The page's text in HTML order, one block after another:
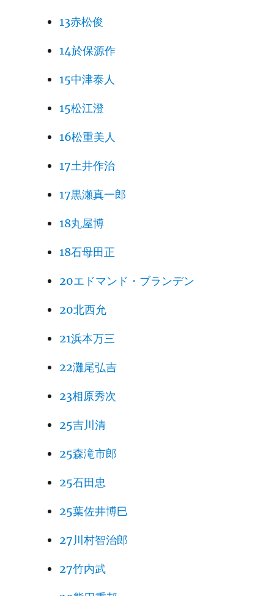
13赤松俊
14於保源作
15中津泰人
15松江澄
16松重美人
17土井作治
17黒瀬真一郎
18丸屋博
18石母田正
20エドマンド・ブランデン
20北西允
21浜本万三
22灘尾弘吉
23相原秀次
25吉川清
25森滝市郎
25石田忠
25葉佐井博巳
27川村智治郎
27竹内武